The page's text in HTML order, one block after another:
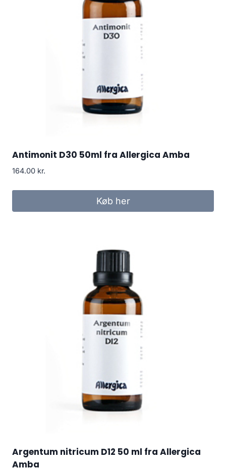
Antimonit D30 50ml fra Allergica Amba
164.00 kr.
Køb her
Argentum nitricum D12 50 ml fra Allergica
Amba